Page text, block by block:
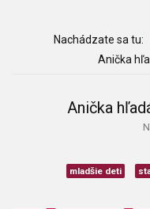
Nachádzate sa tu:
Anička
Anička
mladšie deti